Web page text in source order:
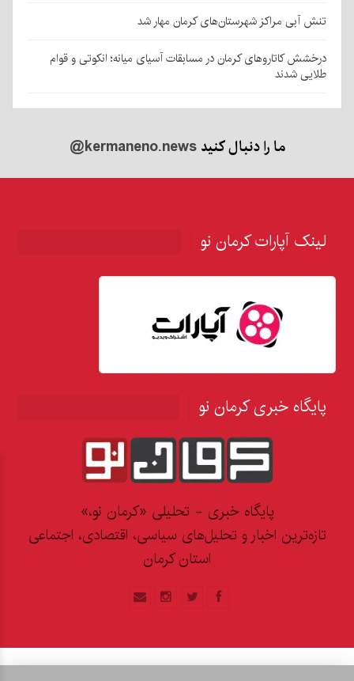
تنش آبی مراکز شهرستان‌های کرمان مهار شد
درخشش کاتاروهای کرمان در مسابقات آسیای میانه؛ انکوتی و قوام
طلایی شدند
ما را دنبال کنید@kermaneno.news
لینک آپارات کرمان نو
پایگاه خبری کرمان نو
پایگاه خبری - تحلیلی «کرمان نو،»
تازه‌ترین اخبار و تحلیل‌های سیاسی، اقتصادی، اجتماعی
استان کرمان